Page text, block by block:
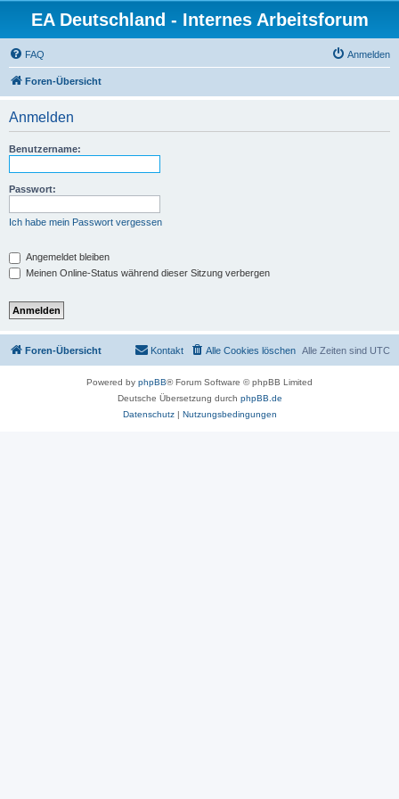
EA Deutschland - Internes Arbeitsforum
FAQ Anmelden
Foren-Übersicht
Anmelden
Benutzername:
Passwort:
Ich habe mein Passwort vergessen
Angemeldet bleiben
Meinen Online-Status während dieser Sitzung verbergen
Foren-Übersicht Alle Zeiten sind UTC
Alle Cookies löschen
Kontakt
Powered by phpBB® Forum Software © phpBB Limited
Deutsche Übersetzung durch phpBB.de
Datenschutz| Nutzungsbedingungen